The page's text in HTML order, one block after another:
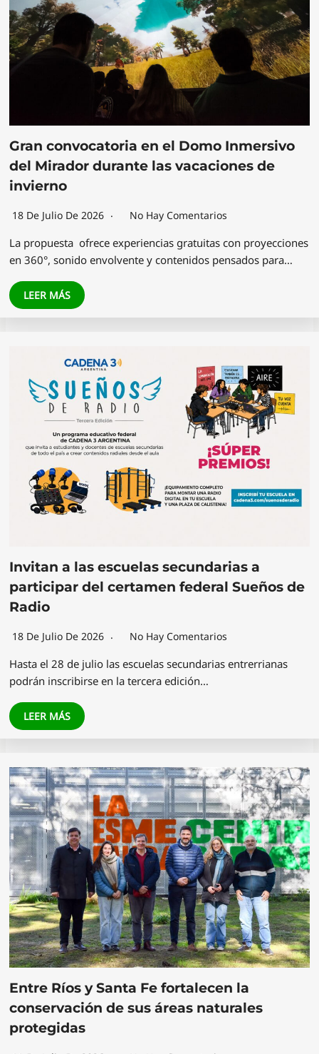
Gran convocatoria en el Domo Inmersivo
del Mirador durante las vacaciones de
invierno
18 De Julio De 2026 No Hay Comentarios
La propuesta ofrece experiencias gratuitas con proyecciones
en 360°, sonido envolvente y contenidos pensados para…
LEER MÁS
Invitan a las escuelas secundarias a
participar del certamen federal Sueños de
Radio
18 De Julio De 2026 No Hay Comentarios
Hasta el 28 de julio las escuelas secundarias entrerrianas
podrán inscribirse en la tercera edición…
LEER MÁS
Entre Ríos y Santa Fe fortalecen la
conservación de sus áreas naturales
protegidas